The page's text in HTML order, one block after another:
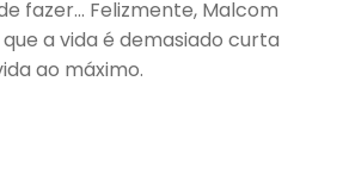
fazer… Felizmente, Malcom
a vida é demasiado curta
ao máximo.